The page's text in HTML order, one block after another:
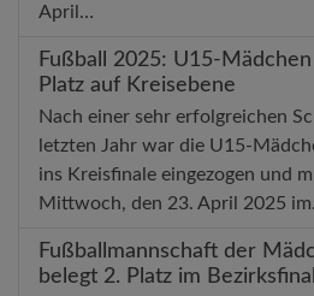
April…
Fußball 2025: U15-
Platz auf Kreisebene
Nach einer sehr erfolgreichen
letzten Jahr war die U15-
ins Kreisfinale eingezogen und
Mittwoch, den 23. April 2025
Fußballmannschaft der
belegt 2. Platz im